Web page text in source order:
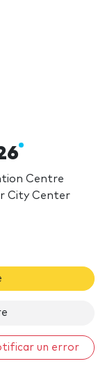
Centre
City Center
un error